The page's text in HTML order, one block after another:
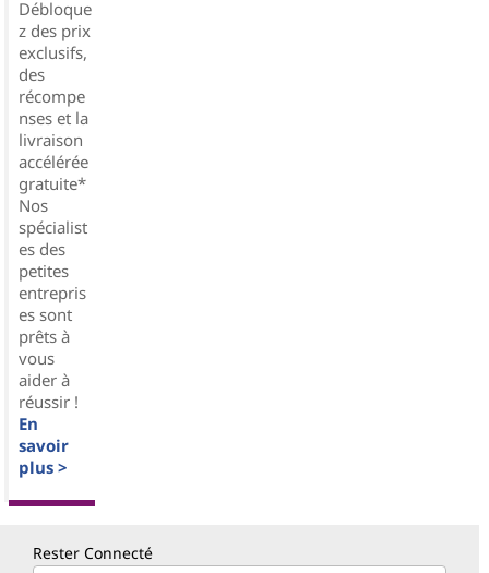
Débloque
z des prix
exclusifs,
des
récompe
nses et la
livraison
accélérée
gratuite*
Nos
spécialist
es des
petites
entrepris
es sont
prêts à
vous
aider à
réussir !
En
savoir
plus >
Rester Connecté